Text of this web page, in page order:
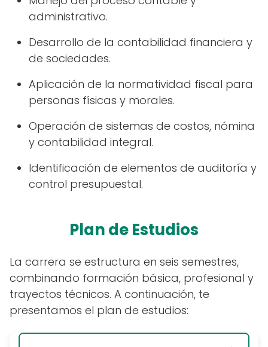
administrativo.
Desarrollo de la contabilidad financiera y
de sociedades.
Aplicación de la normatividad fiscal para
personas físicas y morales.
Operación de sistemas de costos, nómina
y contabilidad integral.
Identificación de elementos de auditoría y
control presupuestal.
Plan de Estudios
La carrera se estructura en seis semestres,
combinando formación básica, profesional y
trayectos técnicos. A continuación, te
presentamos el plan de estudios: